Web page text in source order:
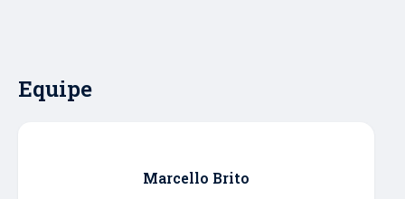
Equipe
Marcello Brito